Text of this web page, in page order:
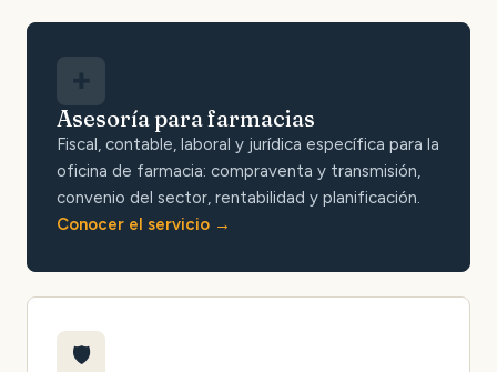
Asesoría para farmacias
Fiscal, contable, laboral y jurídica específica para la
oficina de farmacia: compraventa y transmisión,
convenio del sector, rentabilidad y planificación.
Conocer el servicio
🛡️